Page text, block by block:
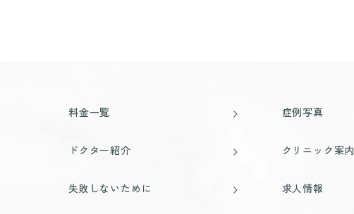
料金一覧 症例写真
ドクター紹介 クリニック案内
失敗しないために 求人情報